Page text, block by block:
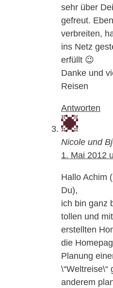
sehr über
gefreut.
verbreiten,
ins Netz
erfüllt 😉
Danke und
Reisen
Antworten
Nicole und
1. Mai 2012
Hallo Achim
Du),
ich bin ganz
tollen und
erstellten
die
Planung
anderem